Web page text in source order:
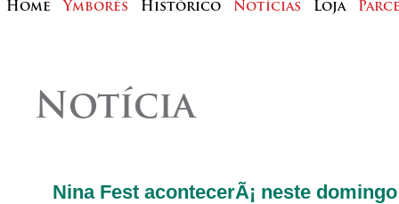
Home Ymborés Histórico Notícias Loja
Notícia
Nina Fest acontecerÃ¡ neste domingo